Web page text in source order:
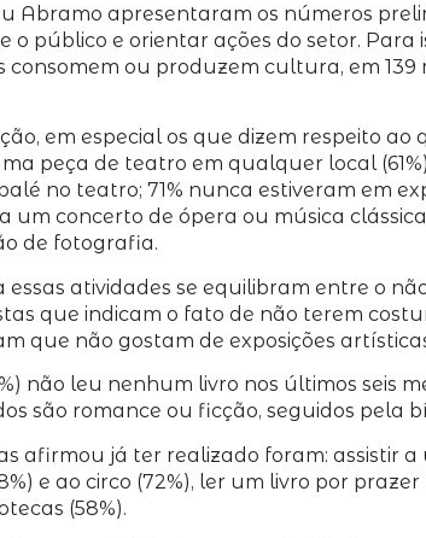
Abramo apresentaram os números
público e orientar ações do setor. Para
ou produzem cultura, em
em especial os que dizem respeito
peça de teatro em qualquer local
no teatro; 71% nunca estiveram em
um concerto de ópera ou música
de fotografia.
atividades se equilibram entre o
que indicam o fato de não terem
que não gostam de exposições
não leu nenhum livro nos últimos seis
são romance ou ficção, seguidos pela
afirmou já ter realizado foram: assistir
e ao circo (72%), ler um livro por
(58%).